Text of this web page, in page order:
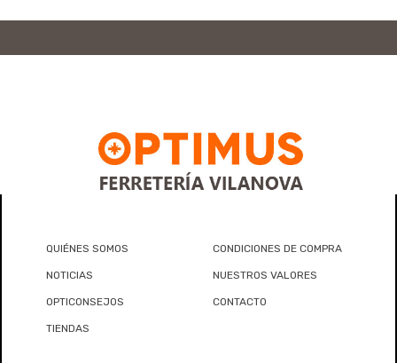
QUIÉNES SOMOS CONDICIONES DE COMPRA
NOTICIAS NUESTROS VALORES
OPTICONSEJOS CONTACTO
TIENDAS